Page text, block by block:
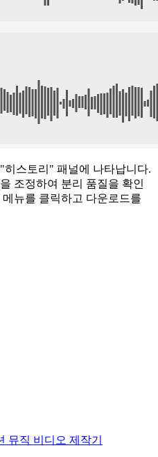
스토리" 패널에 나타납니다.
조정하여 분리 품질을 확인
뉴를 클릭하고 다운로드를
뮤직 비디오 제작기